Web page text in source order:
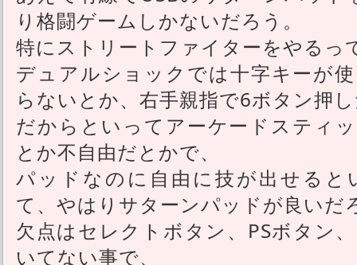
り格闘ゲームしかないだろう。
特にストリートファイターをやるっ
デュアルショックでは十字キーが
らないとか、右手親指で6ボタン押
だからといってアーケードスティ
とか不自由だとかで、
パッドなのに自由に技が出せる
て、やはりサターンパッドが良いだ
欠点はセレクトボタン、PSボタン
いてない事で、